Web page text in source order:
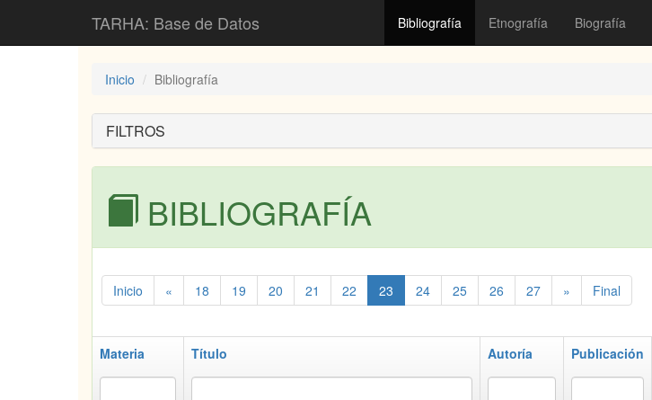
TARHA: Base de Datos Bibliografía Etnografía Biografía
Inicio Bibliografía
FILTROS
BIBLIOGRAFÍA
Inicio « 18 19 20 21 22 23 24 25 26 27 » Final
Materia Título Autoría Publicación